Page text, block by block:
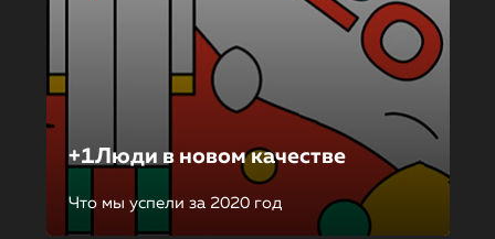
+1Люди в новом качестве
Что мы успели за 2020 год